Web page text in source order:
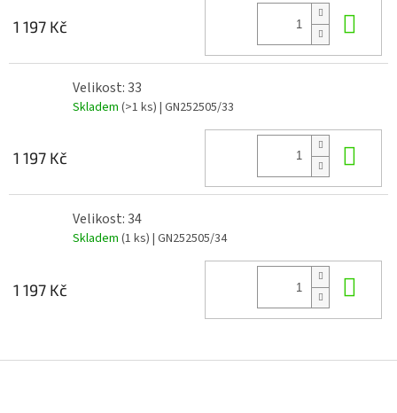
1 197 Kč
Velikost: 33
Skladem (>1 ks) | GN252505/33
1 197 Kč
Velikost: 34
Skladem (1 ks) | GN252505/34
1 197 Kč